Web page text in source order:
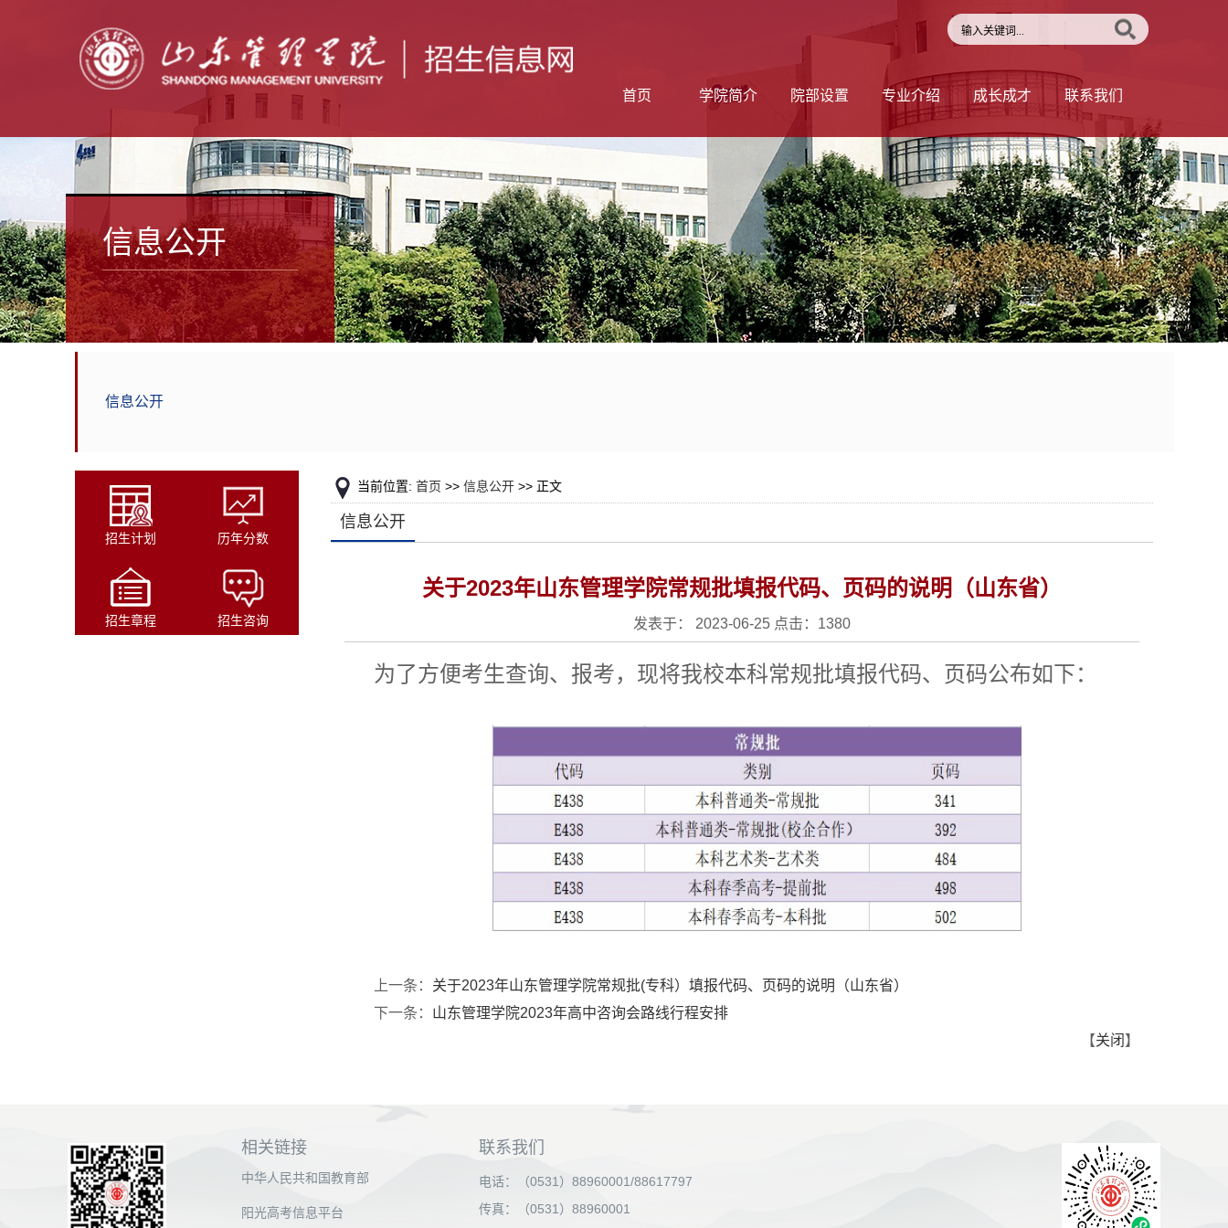
首页 学院简介 院部设置 专业介绍 成长成才 联系我们
信息公开
信息公开
招生计划 历年分数
招生章程 招生咨询
当前位置: 首页 >> 信息公开 >> 正文
信息公开
关于2023年山东管理学院常规批填报代码、页码的说明（山东省）
发表于： 2023-06-25 点击： 1380
为了方便考生查询、报考，现将我校本科常规批填报代码、页码公布如下：
上一条： 关于2023年山东管理学院常规批(专科）填报代码、页码的说明（山东省）
下一条： 山东管理学院2023年高中咨询会路线行程安排
【关闭 】
相关链接
中华人民共和国教育部
阳光高考信息平台
联系我们
电话：（0531）88960001/88617797
传真：（0531）88960001